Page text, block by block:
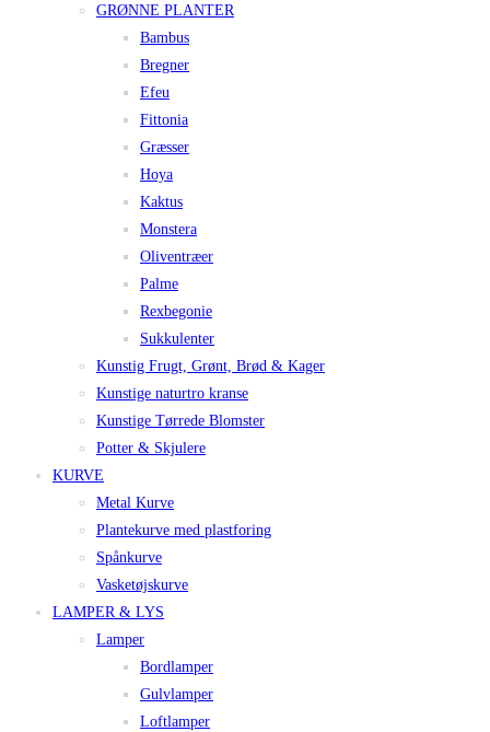
GRØNNE PLANTER
Bambus
Bregner
Efeu
Fittonia
Græsser
Hoya
Kaktus
Monstera
Oliventræer
Palme
Rexbegonie
Sukkulenter
Kunstig Frugt, Grønt, Brød & Kager
Kunstige naturtro kranse
Kunstige Tørrede Blomster
Potter & Skjulere
KURVE
Metal Kurve
Plantekurve med plastforing
Spånkurve
Vasketøjskurve
LAMPER & LYS
Lamper
Bordlamper
Gulvlamper
Loftlamper